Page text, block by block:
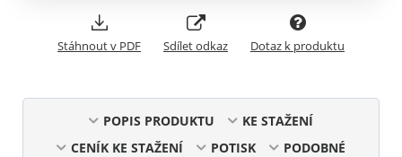
Stáhnout v PDF Sdílet odkaz Dotaz k produktu
POPIS PRODUKTU
KE STAŽENÍ
CENÍK KE STAŽENÍ
POTISK
PODOBNÉ